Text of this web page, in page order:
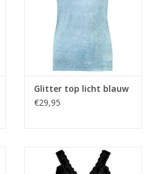
Glitter top licht blauw
€29,95